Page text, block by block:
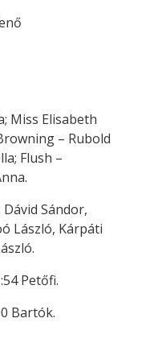
Miss Elisabeth
– Rubold
Flush –
Sándor,
László, Kárpáti
Petőfi.
Bartók.